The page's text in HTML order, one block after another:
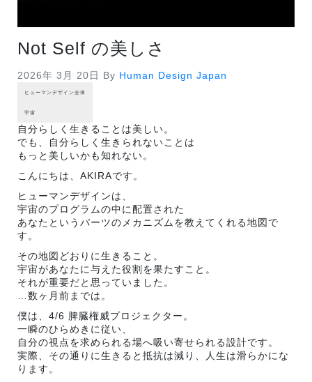
Not Self の美しさ
2026年 3月 20日 By Human Design Japan
ヒューマンデザイン全体
宇宙
自分らしく生きることは美しい。
でも、自分らしく生きられないことは
もっと美しいかも知れない。
こんにちは、AKIRAです。
ヒューマンデザインは、
宇宙のプログラムの中に配置された
あなたというパーツのメカニズムを教えてくれる地図で
す。
その地図どおりに生きること。
宇宙があなたに与えた役割を果たすこと。
それが重要だと思っていました。
…数ヶ月前までは。
僕は、4/6 脾臓権威プロジェクター。
一瞬のひらめきに従い、
自分の視点を求められる場へ吸い寄せられる設計です。
実際、その通りに生きると抵抗は減り、人生は滑らかにな
ります。